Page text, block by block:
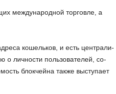
меж­ду­на­род­ной тор­гов­ле, а
ко­шель­ков, и есть цен­тра­ли­
о лич­но­сти поль­зо­ва­те­лей, со­
блок­чей­на также вы­сту­па­ет